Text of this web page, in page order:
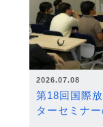
2026.07.08
第18回国際
ターセミナ